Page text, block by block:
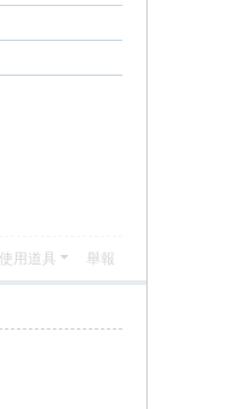
使用道具 舉報